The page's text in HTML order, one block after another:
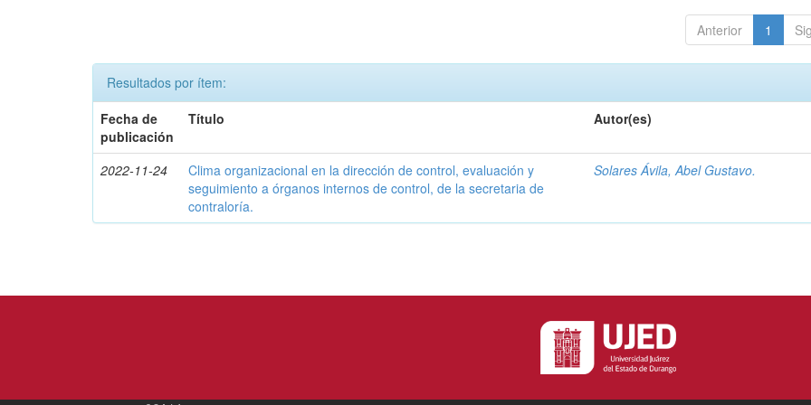
Anterior 1
Resultados por ítem:
Fecha de
publicación
Título Autor(es)
2022-11-24
Clima organizacional en la dirección de control, evaluación y
seguimiento a órganos internos de control, de la secretaria de
contraloría.
Solares Ávila, Abel Gustavo.